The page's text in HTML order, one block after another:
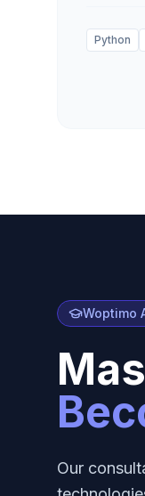
Python
Woptimo
Our